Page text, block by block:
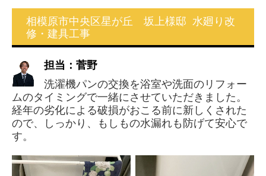
相模原市中央区星が丘 坂上様邸 水廻り改
修・建具工事
担当：菅野
洗濯機パンの交換を浴室や洗面のリフォー
ムのタイミングで一緒にさせていただきました。
経年の劣化による破損がおこる前に新しくされた
ので、しっかり、もしもの水漏れも防げて安心で
す。